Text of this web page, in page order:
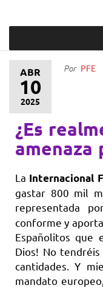
ABR
10
2025
Por PFE
¿Es
amenaza
La Internacional
gastar 800 mil
representada
conforme y
Españolitos que
Dios! No
cantidades. Y
mandato